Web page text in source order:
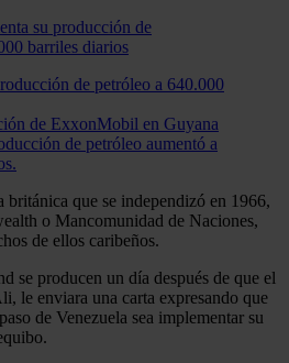
de petróleo a 640.000
de ExxonMobil en Guyana
de petróleo aumentó a
británica que se independizó en 1966,
o Mancomunidad de Naciones,
de ellos caribeños.
se producen un día después de que el
le enviara una carta expresando que
de Venezuela sea implementar su